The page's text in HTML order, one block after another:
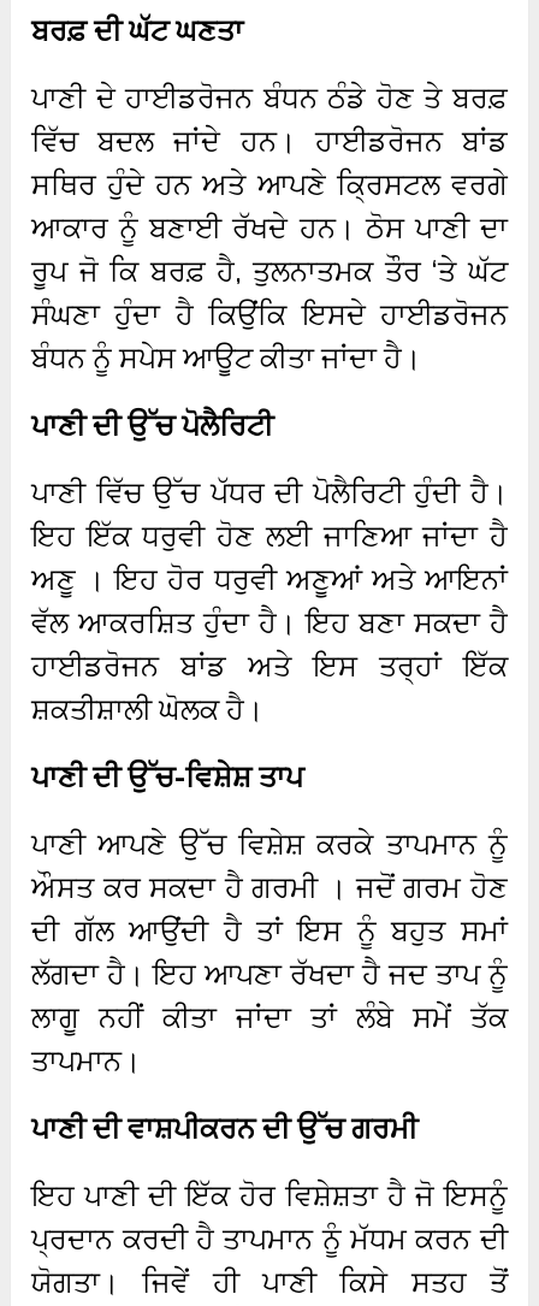
ਬਰਫ਼ ਦੀ ਘੱਟ ਘਣਤਾ
ਪਾਣੀ ਦੇ ਹਾਈਡਰੋਜਨ ਬੰਧਨ ਠੰਡੇ ਹੋਣ ਤੇ ਬਰਫ਼
ਵਿੱਚ ਬਦਲ ਜਾਂਦੇ ਹਨ। ਹਾਈਡਰੋਜਨ ਬਾਂਡ
ਸਥਿਰ ਹੁੰਦੇ ਹਨ ਅਤੇ ਆਪਣੇ ਕ੍ਰਿਸਟਲ ਵਰਗੇ
ਆਕਾਰ ਨੂੰ ਬਣਾਈ ਰੱਖਦੇ ਹਨ। ਠੋਸ ਪਾਣੀ ਦਾ
ਰੂਪ ਜੋ ਕਿ ਬਰਫ਼ ਹੈ, ਤੁਲਨਾਤਮਕ ਤੌਰ ‘ਤੇ ਘੱਟ
ਸੰਘਣਾ ਹੁੰਦਾ ਹੈ ਕਿਉਂਕਿ ਇਸਦੇ ਹਾਈਡਰੋਜਨ
ਬੰਧਨ ਨੂੰ ਸਪੇਸ ਆਊਟ ਕੀਤਾ ਜਾਂਦਾ ਹੈ।
ਪਾਣੀ ਦੀ ਉੱਚ ਪੋਲੈਰਿਟੀ
ਪਾਣੀ ਵਿੱਚ ਉੱਚ ਪੱਧਰ ਦੀ ਪੋਲੈਰਿਟੀ ਹੁੰਦੀ ਹੈ।
ਇਹ ਇੱਕ ਧਰੁਵੀ ਹੋਣ ਲਈ ਜਾਣਿਆ ਜਾਂਦਾ ਹੈ
ਅਣੂ । ਇਹ ਹੋਰ ਧਰੁਵੀ ਅਣੂਆਂ ਅਤੇ ਆਇਨਾਂ
ਵੱਲ ਆਕਰਸ਼ਿਤ ਹੁੰਦਾ ਹੈ। ਇਹ ਬਣਾ ਸਕਦਾ ਹੈ
ਹਾਈਡਰੋਜਨ ਬਾਂਡ ਅਤੇ ਇਸ ਤਰ੍ਹਾਂ ਇੱਕ
ਸ਼ਕਤੀਸ਼ਾਲੀ ਘੋਲਕ ਹੈ।
ਪਾਣੀ ਦੀ ਉੱਚ-ਵਿਸ਼ੇਸ਼ ਤਾਪ
ਪਾਣੀ ਆਪਣੇ ਉੱਚ ਵਿਸ਼ੇਸ਼ ਕਰਕੇ ਤਾਪਮਾਨ ਨੂੰ
ਔਸਤ ਕਰ ਸਕਦਾ ਹੈ ਗਰਮੀ । ਜਦੋਂ ਗਰਮ ਹੋਣ
ਦੀ ਗੱਲ ਆਉਂਦੀ ਹੈ ਤਾਂ ਇਸ ਨੂੰ ਬਹੁਤ ਸਮਾਂ
ਲੱਗਦਾ ਹੈ। ਇਹ ਆਪਣਾ ਰੱਖਦਾ ਹੈ ਜਦ ਤਾਪ ਨੂੰ
ਲਾਗੂ ਨਹੀਂ ਕੀਤਾ ਜਾਂਦਾ ਤਾਂ ਲੰਬੇ ਸਮੇਂ ਤੱਕ
ਤਾਪਮਾਨ।
ਪਾਣੀ ਦੀ ਵਾਸ਼ਪੀਕਰਨ ਦੀ ਉੱਚ ਗਰਮੀ
ਇਹ ਪਾਣੀ ਦੀ ਇੱਕ ਹੋਰ ਵਿਸ਼ੇਸ਼ਤਾ ਹੈ ਜੋ ਇਸਨੂੰ
ਪ੍ਰਦਾਨ ਕਰਦੀ ਹੈ ਤਾਪਮਾਨ ਨੂੰ ਮੱਧਮ ਕਰਨ ਦੀ
ਯੋਗਤਾ। ਜਿਵੇਂ ਹੀ ਪਾਣੀ ਕਿਸੇ ਸਤਹ ਤੋਂ